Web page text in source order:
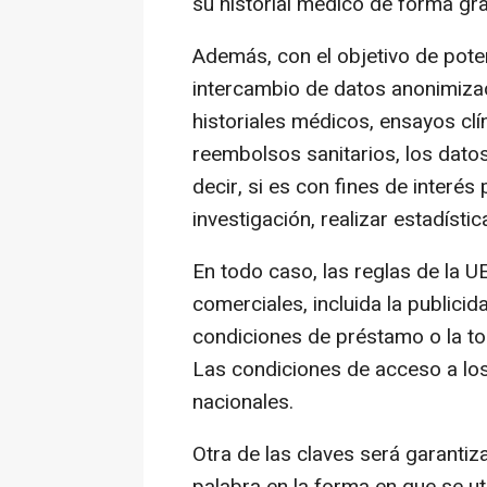
Además, con el objetivo de
intercambio de datos
historiales médicos, ensayos
reembolsos sanitarios, los
decir, si es con fines de interés
investigación, realizar
En todo caso, las reglas de la
comerciales, incluida la
condiciones de préstamo o la
Las condiciones de acceso a
nacionales.
Otra de las claves será